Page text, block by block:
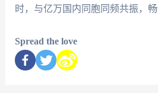
时，与亿万国内同胞同频共振，畅
Spread the love